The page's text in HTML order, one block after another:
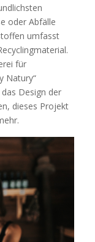
oder Abfälle
umfasst
für
Natury“
Design der
dieses Projekt